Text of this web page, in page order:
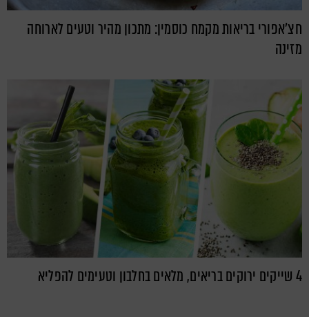
חצ'אפורי בריאות מקמח כוסמין: מתכון מהיר וטעים לארוחה
מזינה
4 שייקים ירוקים בריאים, מלאים בחלבון וטעימים להפליא